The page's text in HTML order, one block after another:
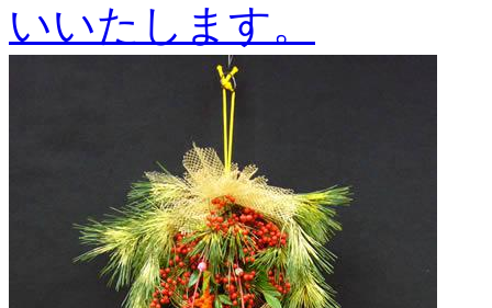
いいたします。